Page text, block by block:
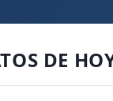
DE